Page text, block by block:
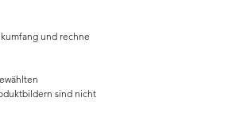
und rechne
sind nicht